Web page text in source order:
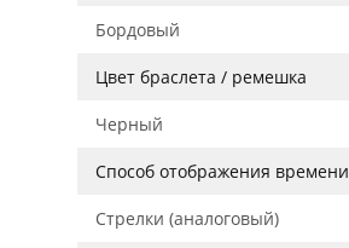
Бордовый
Цвет браслета / ремешка
Черный
Способ отображения времени
Стрелки (аналоговый)